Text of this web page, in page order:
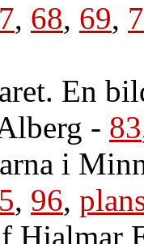
, 68, 69,
En
- 83
i
, 96,
Hjalmar